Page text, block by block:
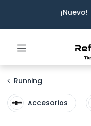
¡Nuevo!
Running
Accesorios